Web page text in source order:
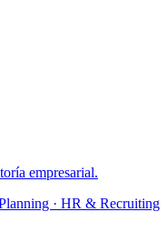
empresarial.
· HR & Recruiting